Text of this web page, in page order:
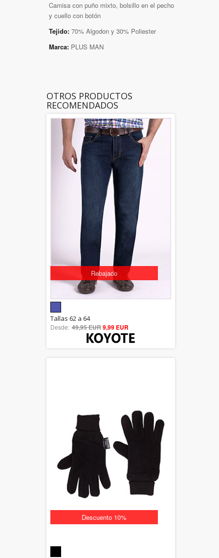
Camisa con puño mixto, bolsillo en el pecho
y cuello con botón
Tejido: 70% Algodon y 30% Poliester
Marca: PLUS MAN
OTROS PRODUCTOS
RECOMENDADOS
Rebajado
out of 5
Tallas 62 a 64
Desde: 49,95 EUR9,99 EUR
Descuento 10%